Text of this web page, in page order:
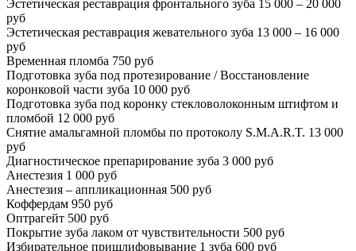
Эстетическая реставрация фронтального зуба 15 000 – 20 000
руб
Эстетическая реставрация жевательного зуба 13 000 – 16 000
руб
Временная пломба 750 руб
Подготовка зуба под протезирование / Восстановление
коронковой части зуба 10 000 руб
Подготовка зуба под коронку стекловолоконным штифтом и
пломбой 12 000 руб
Снятие амальгамной пломбы по протоколу S.M.A.R.T. 13 000
руб
Диагностическое препарирование зуба 3 000 руб
Анестезия 1 000 руб
Анестезия – аппликационная 500 руб
Коффердам 950 руб
Оптрагейт 500 руб
Покрытие зуба лаком от чувствительности 500 руб
Избирательное пришлифовывание 1 зуба 600 руб